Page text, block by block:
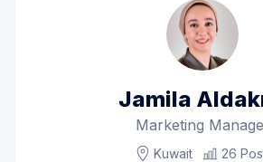
Search
Jamila
Marketing
Kuwait 26